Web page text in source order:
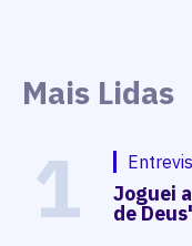
Mais Lidas
1 Joguei
de